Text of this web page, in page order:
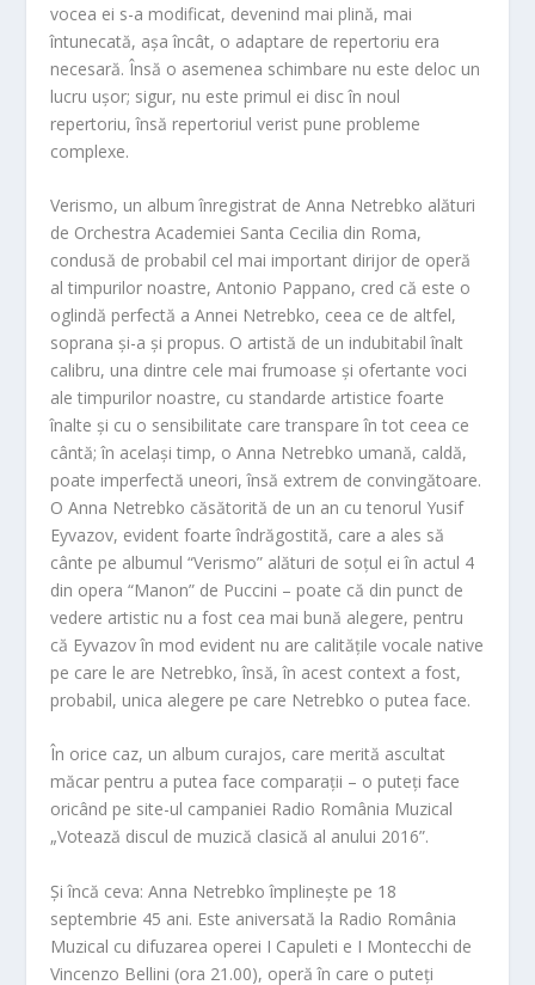
vocea ei s-a modificat, devenind mai plină, mai
întunecată, așa încât, o adaptare de repertoriu era
necesară. Însă o asemenea schimbare nu este deloc un
lucru ușor; sigur, nu este primul ei disc în noul
repertoriu, însă repertoriul verist pune probleme
complexe.
Verismo, un album înregistrat de Anna Netrebko alături
de Orchestra Academiei Santa Cecilia din Roma,
condusă de probabil cel mai important dirijor de operă
al timpurilor noastre, Antonio Pappano, cred că este o
oglindă perfectă a Annei Netrebko, ceea ce de altfel,
soprana și-a și propus. O artistă de un indubitabil înalt
calibru, una dintre cele mai frumoase și ofertante voci
ale timpurilor noastre, cu standarde artistice foarte
înalte și cu o sensibilitate care transpare în tot ceea ce
cântă; în același timp, o Anna Netrebko umană, caldă,
poate imperfectă uneori, însă extrem de convingătoare.
O Anna Netrebko căsătorită de un an cu tenorul Yusif
Eyvazov, evident foarte îndrăgostită, care a ales să
cânte pe albumul “Verismo” alături de soțul ei în actul 4
din opera “Manon” de Puccini – poate că din punct de
vedere artistic nu a fost cea mai bună alegere, pentru
că Eyvazov în mod evident nu are calitățile vocale native
pe care le are Netrebko, însă, în acest context a fost,
probabil, unica alegere pe care Netrebko o putea face.
În orice caz, un album curajos, care merită ascultat
măcar pentru a putea face comparații – o puteți face
oricând pe site-ul campaniei Radio România Muzical
„Votează discul de muzică clasică al anului 2016”.
Și încă ceva: Anna Netrebko împlinește pe 18
septembrie 45 ani. Este aniversată la Radio România
Muzical cu difuzarea operei I Capuleti e I Montecchi de
Vincenzo Bellini (ora 21.00), operă în care o puteți